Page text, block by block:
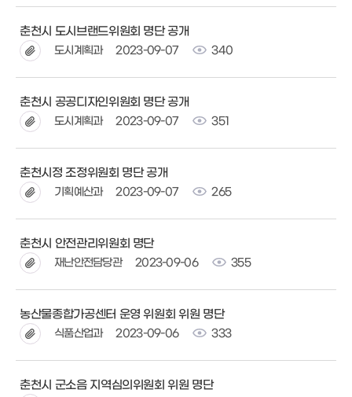
춘천시 도시브랜드위원회 명단 공개
도시계획과 2023-09-07 340
춘천시 공공디자인위원회 명단 공개
도시계획과 2023-09-07 351
춘천시정 조정위원회 명단 공개
기획예산과 2023-09-07 265
춘천시 안전관리위원회 명단
재난안전담당관 2023-09-06 355
농산물종합가공센터 운영 위원회 위원 명단
식품산업과 2023-09-06 333
춘천시 군소음 지역심의위원회 위원 명단